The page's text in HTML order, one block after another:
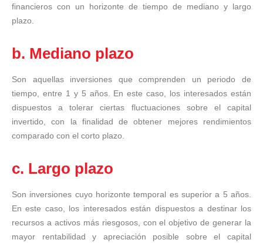
financieros con un horizonte de tiempo de mediano y largo
plazo.
b. Mediano plazo
Son aquellas inversiones que comprenden un periodo de
tiempo, entre 1 y 5 años. En este caso, los interesados están
dispuestos a tolerar ciertas fluctuaciones sobre el capital
invertido, con la finalidad de obtener mejores rendimientos
comparado con el corto plazo.
c. Largo plazo
Son inversiones cuyo horizonte temporal es superior a 5 años.
En este caso, los interesados están dispuestos a destinar los
recursos a activos más riesgosos, con el objetivo de generar la
mayor rentabilidad y apreciación posible sobre el capital